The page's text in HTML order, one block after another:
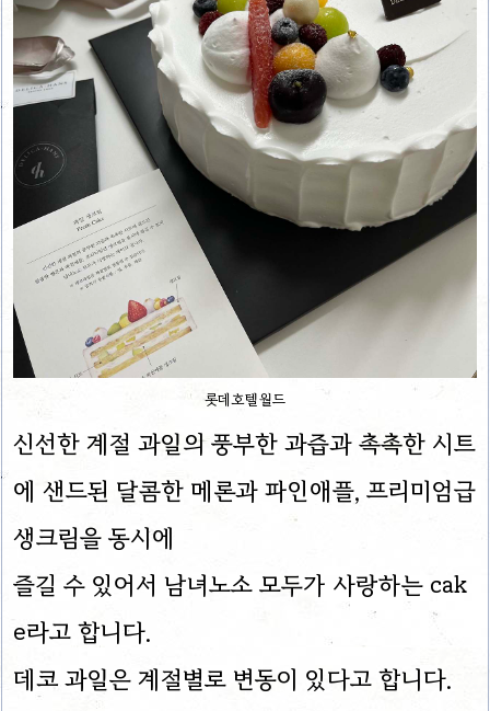
롯데호텔월드
신선한 계절 과일의 풍부한 과즙과 촉촉한 시트
에 샌드된 달콤한 메론과 파인애플, 프리미엄급
생크림을 동시에
즐길 수 있어서 남녀노소 모두가 사랑하는 cak
e라고 합니다.
데코 과일은 계절별로 변동이 있다고 합니다.